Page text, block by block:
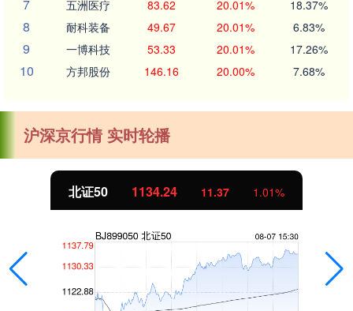
7 五洲医疗 83.62 20.01% 18.37%
8 耐科装备 49.67 20.01% 6.83%
9 一博科技 53.33 20.01% 17.26%
10 方邦股份 146.16 20.00% 7.68%
沪深京行情 实时轮播
北证50 1134.24 11.37 1.01%